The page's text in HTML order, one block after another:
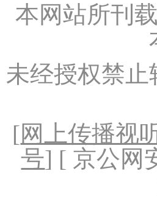
本网站所刊
未经授权禁
[网上传播视
号] [ 京公网